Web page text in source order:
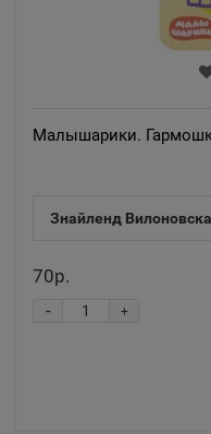
Малышарики.
Знайленд
70р.
+
-